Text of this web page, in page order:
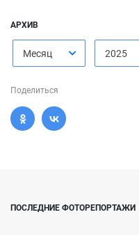
АРХИВ
Месяц 2025
Поделиться
ПОСЛЕДНИЕ ФОТОРЕПОРТАЖИ